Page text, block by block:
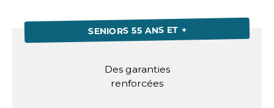
SENIORS 55 ANS ET +
Des garanties
renforcées